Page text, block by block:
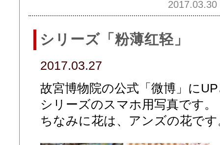
シリーズ「粉薄红轻」
2017.03.27
故宮博物院の公式「微博」に
シリーズのスマホ用写真です。
ちなみに花は、アンズの花で